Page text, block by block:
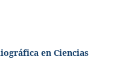
en Ciencias